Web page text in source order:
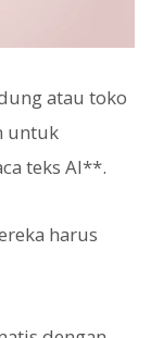
atau toko
untuk
teks AI**.
harus